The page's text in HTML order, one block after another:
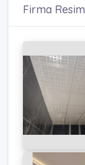
Firma